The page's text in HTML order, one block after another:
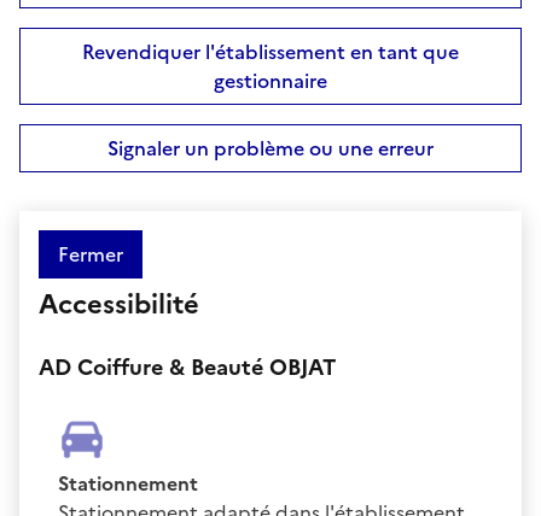
Revendiquer l'établissement en tant que
gestionnaire
Signaler un problème ou une erreur
Fermer
Accessibilité
AD Coiffure & Beauté OBJAT
Stationnement